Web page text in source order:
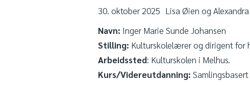
30. oktober 2025 Lisa Øien og
Navn: Inger Marie Sunde Johansen
Stilling: Kulturskolelærer og dirigent for
Arbeidssted: Kulturskolen i Melhus.
Kurs/Videreutdanning: